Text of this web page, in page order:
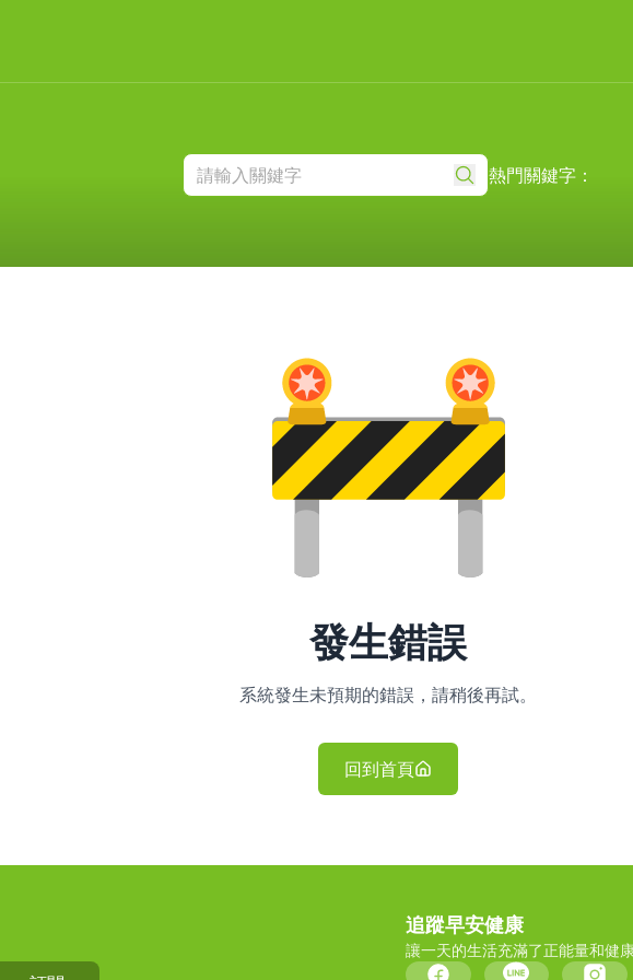
熱門關鍵字：
發生錯誤
系統發生未預期的錯誤，請稍後再試。
回到首頁
追蹤早安健康
讓一天的生活充滿了正能量和健